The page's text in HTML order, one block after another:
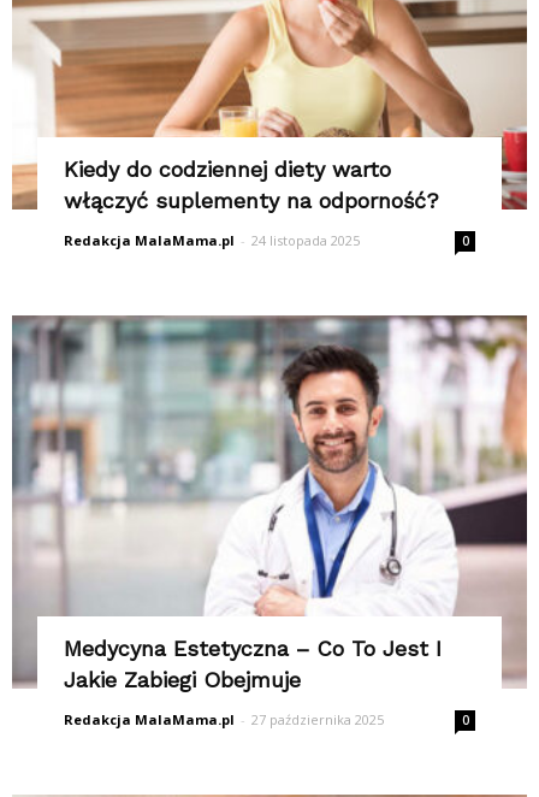
Kiedy do codziennej diety warto
włączyć suplementy na odporność?
Redakcja MalaMama.pl - 24 listopada 2025 0
Medycyna Estetyczna – Co To Jest I
Jakie Zabiegi Obejmuje
Redakcja MalaMama.pl - 27 października 2025 0